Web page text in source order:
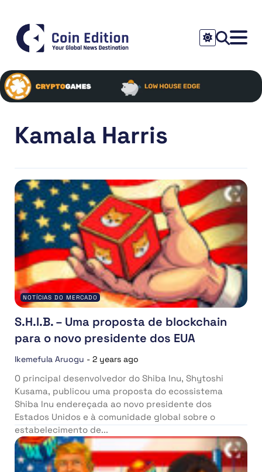
Kamala Harris
NOTÍCIAS DO MERCADO
S.H.I.B. – Uma proposta de blockchain
para o novo presidente dos EUA
Ikemefula Aruogu - 2 years ago
O principal desenvolvedor do Shiba Inu, Shytoshi
Kusama, publicou uma proposta do ecossistema
Shiba Inu endereçada ao novo presidente dos
Estados Unidos e à comunidade global sobre o
estabelecimento de...